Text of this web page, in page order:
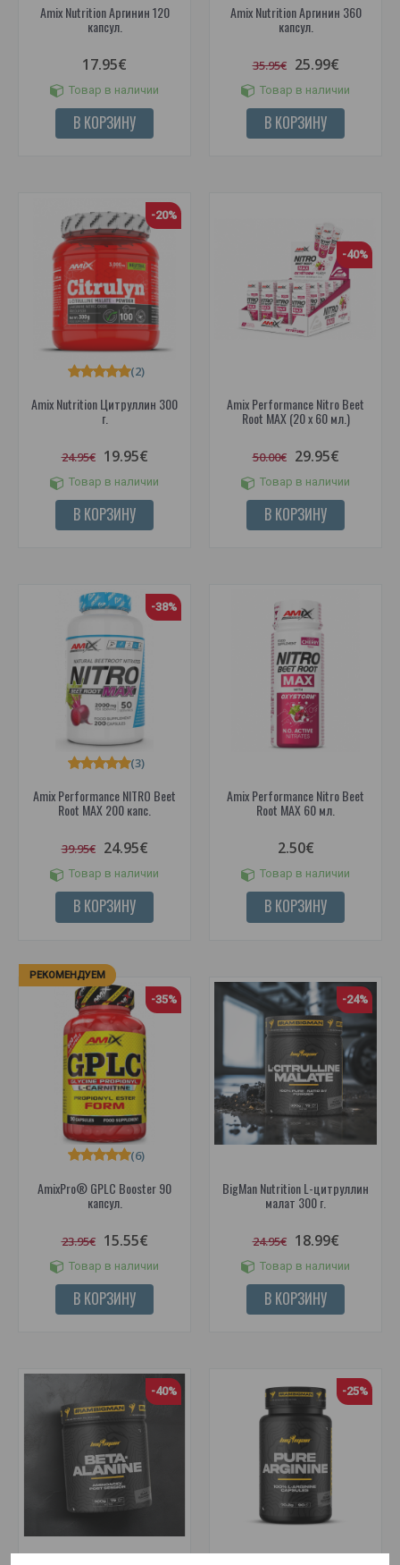
Amix Nutrition Аргинин 120
капсул.
17.95€
Товар в наличии
В КОРЗИНУ
Amix Nutrition Аргинин 360
капсул.
35.95€ 25.99€
Товар в наличии
В КОРЗИНУ
-20%
Amix Nutrition Цитруллин 300
г.
(2)
24.95€ 19.95€
Товар в наличии
В КОРЗИНУ
-40%
Amix Performance Nitro Beet
Root MAX (20 x 60 мл.)
50.00€ 29.95€
Товар в наличии
В КОРЗИНУ
-38%
Amix Performance NITRO Beet
Root MAX 200 капс.
(3)
39.95€ 24.95€
Товар в наличии
В КОРЗИНУ
Amix Performance Nitro Beet
Root MAX 60 мл.
2.50€
Товар в наличии
В КОРЗИНУ
РЕКОМЕНДУЕМ
-35%
AmixPro® GPLC Booster 90
капсул.
(6)
23.95€ 15.55€
Товар в наличии
В КОРЗИНУ
-24%
BigMan Nutrition L-цитруллин
малат 300 г.
24.95€ 18.99€
Товар в наличии
В КОРЗИНУ
-40% -25%